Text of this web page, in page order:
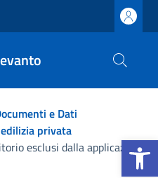
Apri la
e Dati
privata
esclusi dalla applicazione